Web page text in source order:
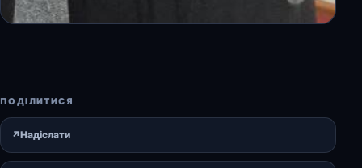
ПОДІЛИТИСЯ
↗Надіслати